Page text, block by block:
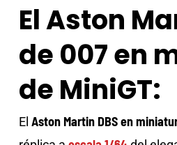
El Aston
de 007 en
de MiniGT:
El Aston Martin DBS en